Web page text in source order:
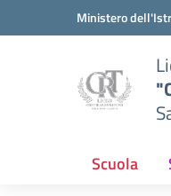
Vai ai contenuti
Vai al menu di navigazione
Ministero
Scuola